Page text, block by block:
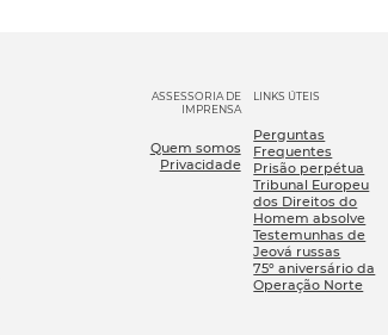
ASSESSORIA DE
IMPRENSA
Quem somos
Privacidade
LINKS ÚTEIS
Perguntas
Frequentes
Prisão perpétua
Tribunal Europeu
dos Direitos do
Homem absolve
Testemunhas de
Jeová russas
75º aniversário da
Operação Norte